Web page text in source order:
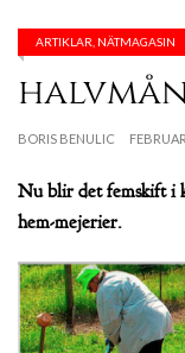
ARTIKLAR, NÄTMAGASIN
BORIS BENULIC
Nu blir det femskift i
hem-mejerier.